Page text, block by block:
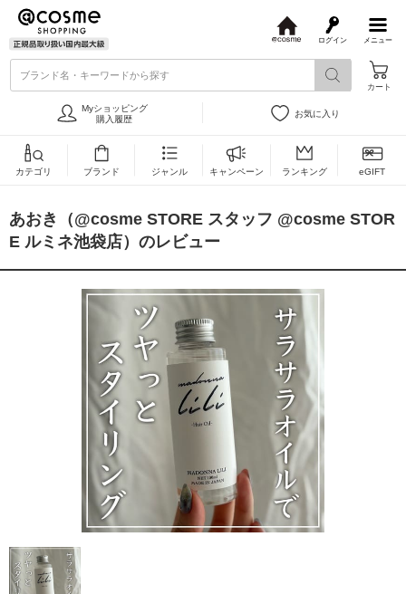
メニュー
ログイン
s
ブランド名・キーワードから探す
カート
Myショッピング
購入履歴
お気に入り
カテゴリ ブランド ジャンル キャンペーン ランキング eGIFT
あおき（@cosme STORE スタッフ @cosme STOR
E ルミネ池袋店）のレビュー